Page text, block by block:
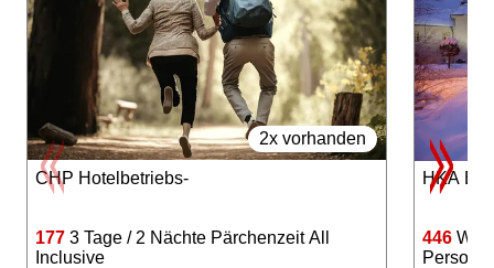
2x vorhanden
CHP Hotelbetriebs-
177 3 Tage / 2 Nächte Pärchenzeit All
Inclusive
HKA
446